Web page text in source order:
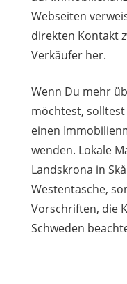
Webseiten
direkten Kontakt
Verkäufer her.
Wenn Du mehr
möchtest,
einen
wenden. Lokale
Landskrona in
Westentasche,
Vorschriften, die
Schweden